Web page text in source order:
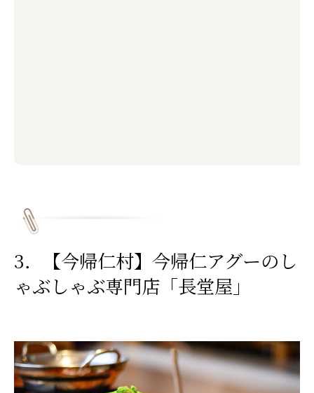
3．【今帰仁村】今帰仁アグーのし
ゃぶしゃぶ専門店「長堂屋」